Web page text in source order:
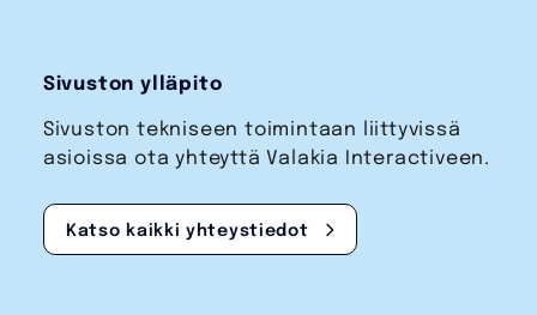
Sivuston ylläpito
Sivuston tekniseen toimintaan liittyvissä
asioissa ota yhteyttä Valakia Interactiveen.
Katso kaikki yhteystiedot